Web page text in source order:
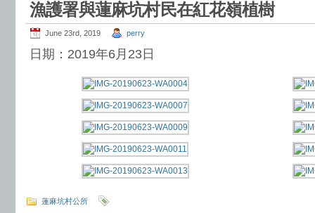
漁護署與蓮麻坑村民在紅花嶺植樹
June 23rd, 2019 perry
日期：2019年6月23日
蓮麻坑村公所